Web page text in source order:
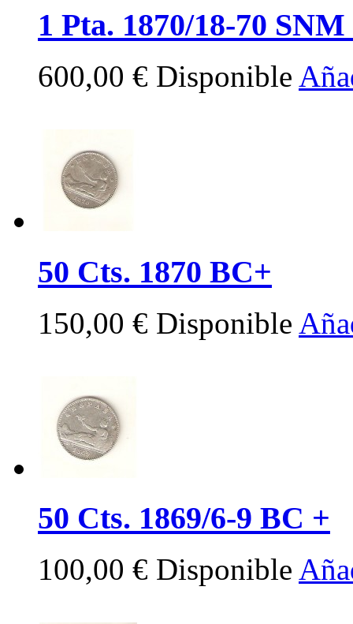
1 Pta. 1870/18-70 SNM
600,00 € Disponible
50 Cts. 1870 BC+
150,00 € Disponible
50 Cts. 1869/6-9 BC +
100,00 € Disponible